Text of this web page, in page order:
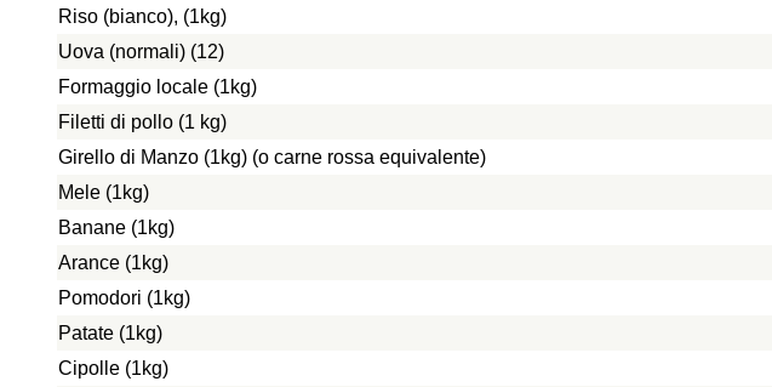
Riso (bianco), (1kg)
Uova (normali) (12)
Formaggio locale (1kg)
Filetti di pollo (1 kg)
Girello di Manzo (1kg) (o carne rossa equivalente)
Mele (1kg)
Banane (1kg)
Arance (1kg)
Pomodori (1kg)
Patate (1kg)
Cipolle (1kg)